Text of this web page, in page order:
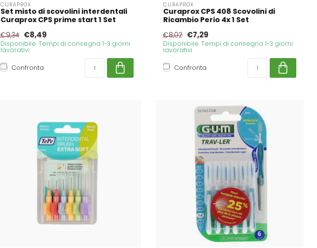
CURAPROX
Set misto di scovolini interdentali
Curaprox CPS prime start 1 Set
€9,34 €8,49
Disponibile. Tempi di consegna 1-3 giorni
lavorativi
Confronta
CURAPROX
Curaprox CPS 408 Scovolini di
Ricambio Perio 4x 1 Set
€8,02 €7,29
Disponibile. Tempi di consegna 1-3 giorni
lavorativi
Confronta